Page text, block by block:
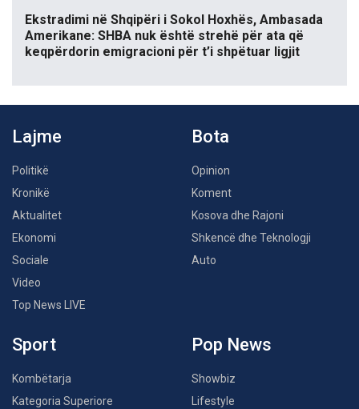
Ekstradimi në Shqipëri i Sokol Hoxhës, Ambasada
Amerikane: SHBA nuk është strehë për ata që
keqpërdorin emigracioni për t’i shpëtuar ligjit
Lajme
Politikë
Kronikë
Aktualitet
Ekonomi
Sociale
Video
Top News LIVE
Bota
Opinion
Koment
Kosova dhe Rajoni
Shkencë dhe Teknologji
Auto
Sport
Kombëtarja
Kategoria Superiore
Pop News
Showbiz
Lifestyle